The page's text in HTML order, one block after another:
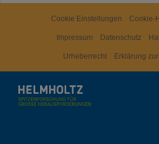
Cookie Einstellungen Cookie-
Impressum Datenschutz
Urheberrecht Erklärung